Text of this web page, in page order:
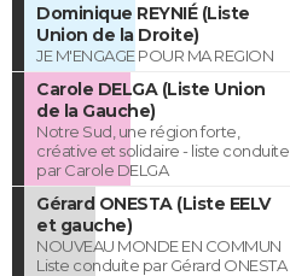
Dominique REYNIÉ (Liste
Union de la Droite)
JE M'ENGAGE POUR MA REGION
Carole DELGA (Liste Union
de la Gauche)
Notre Sud, une région forte,
créative et solidaire - liste conduite
par Carole DELGA
Gérard ONESTA (Liste EELV
et gauche)
NOUVEAU MONDE EN COMMUN
Liste conduite par Gérard ONESTA